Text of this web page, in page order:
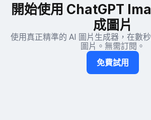
開始使用 ChatGPT
成圖片
使用真正精準的 AI 圖片生成器，在數
圖片。無需訂閱。
免費試用